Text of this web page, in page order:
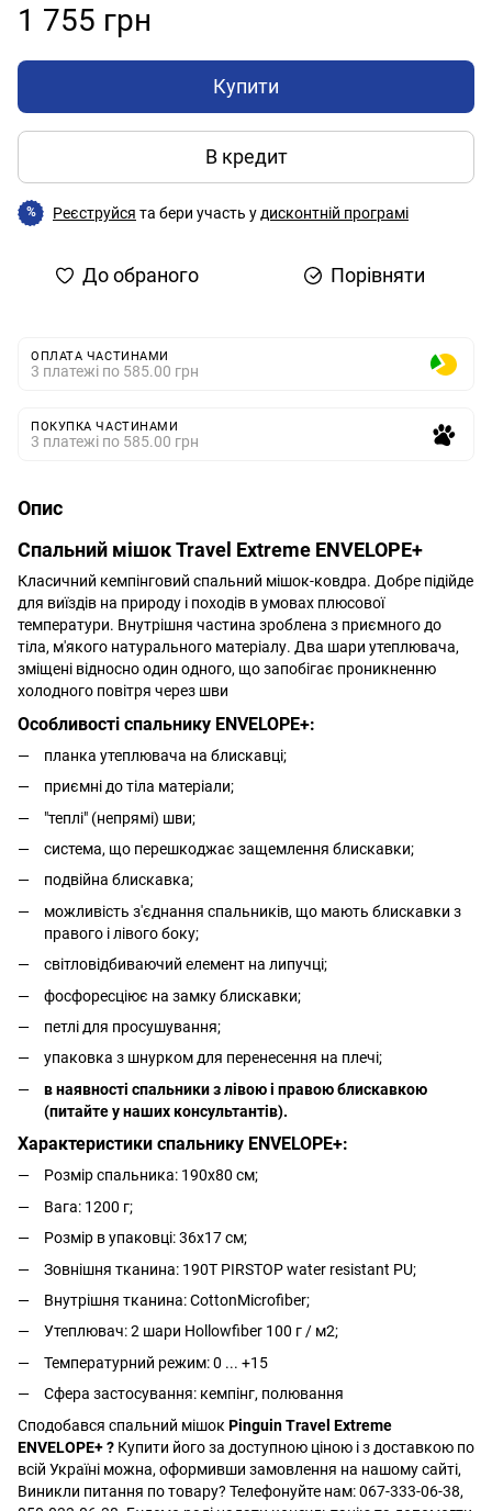
1 755 грн
Купити
В кредит
% Реєструйся та бери участь у дисконтній програмі
До обраного Порівняти
ОПЛАТА ЧАСТИНАМИ
3 платежі по 585.00 грн
ПОКУПКА ЧАСТИНАМИ
3 платежі по 585.00 грн
Опис
Спальний мішок Travel Extreme ENVELOPE+
Класичний кемпінговий спальний мішок-ковдра. Добре підійде
для виїздів на природу і походів в умовах плюсової
температури. Внутрішня частина зроблена з приємного до
тіла, м'якого натурального матеріалу. Два шари утеплювача,
зміщені відносно один одного, що запобігає проникненню
холодного повітря через шви
Особливості спальнику ENVELOPE+:
планка утеплювача на блискавці;
приємні до тіла матеріали;
"теплі" (непрямі) шви;
система, що перешкоджає защемлення блискавки;
подвійна блискавка;
можливість з'єднання спальників, що мають блискавки з
правого і лівого боку;
світловідбиваючий елемент на липучці;
фосфоресціює на замку блискавки;
петлі для просушування;
упаковка з шнурком для перенесення на плечі;
в наявності спальники з лівою і правою блискавкою
(питайте у наших консультантів).
Характеристики спальнику ENVELOPE+:
Розмір спальника: 190x80 см;
Вага: 1200 г;
Розмір в упаковці: 36x17 см;
Зовнішня тканина: 190T PIRSTOP water resistant PU;
Внутрішня тканина: CottonMicrofiber;
Утеплювач: 2 шари Hollowfiber 100 г / м2;
Температурний режим: 0 ... +15
Сфера застосування: кемпінг, полювання
Сподобався спальний мішок Pinguin Travel Extreme
ENVELOPE+ ? Купити його за доступною ціною і з доставкою по
всій Україні можна, оформивши замовлення на нашому сайті,
Виникли питання по товару? Телефонуйте нам: 067-333-06-38,